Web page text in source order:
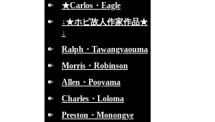
★Carlos・Eagle
↓★ホピ故人作家作品★
↓
Ralph・Tawangyaouma
Morris・Robinson
Allen・Pooyama
Charles・Loloma
Preston・Monongye